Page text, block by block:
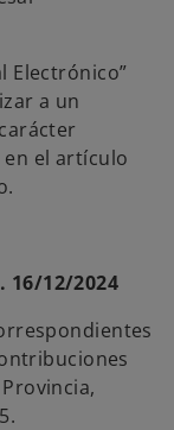
Electrónico”
a un
el artículo
16/12/2024